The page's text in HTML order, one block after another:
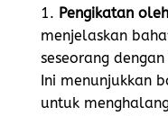
1. Pengikatan
menjelaskan
seseorang
Ini menunjukkan
untuk